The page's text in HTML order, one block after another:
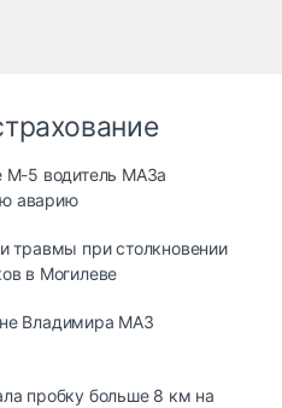
М-5 водитель МАЗа
аварию
травмы при столкновении
в Могилеве
Владимира МАЗ
пробку больше 8 км на